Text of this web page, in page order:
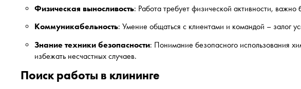
Физическая выносливость: Работа требует физической активности,
Коммуникабельность: Умение общаться с клиентами и командой – залог
Знание техники безопасности: Понимание безопасного использования
избежать несчастных случаев.
Поиск работы в клининге